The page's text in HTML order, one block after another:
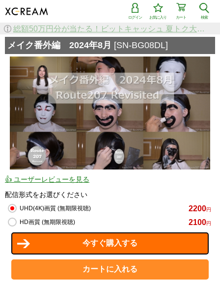
検索
カート
お気に入り
ログイン
メイク番外編 2024年8月 [SN-BG08DL]
👍 ユーザーレビューを見る
配信形式をお選びください
UHD(4K)画質 (無期限視聴) 2200円
HD画質 (無期限視聴) 2100円